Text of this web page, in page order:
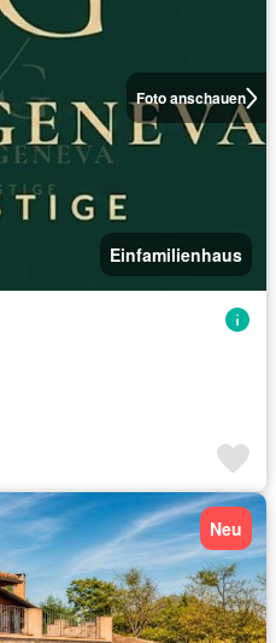
Foto anschauen
Einfamilienhaus
Neu